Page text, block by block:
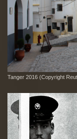
Tanger 2016 (Copyright